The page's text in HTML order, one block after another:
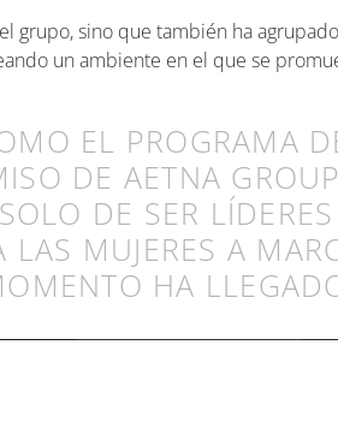
sino que también ha
un ambiente en el que se
EL PROGRAMA
DE AETNA
DE SER
MUJERES A
HA